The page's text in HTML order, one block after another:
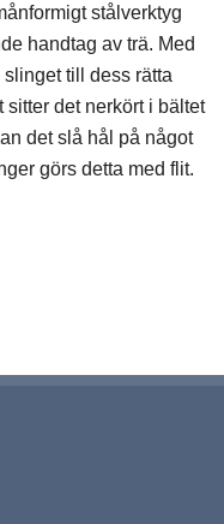
stålverktyg
handtag av trä. Med
till dess rätta
det nerkört i bältet
det slå hål på något
görs detta med flit.